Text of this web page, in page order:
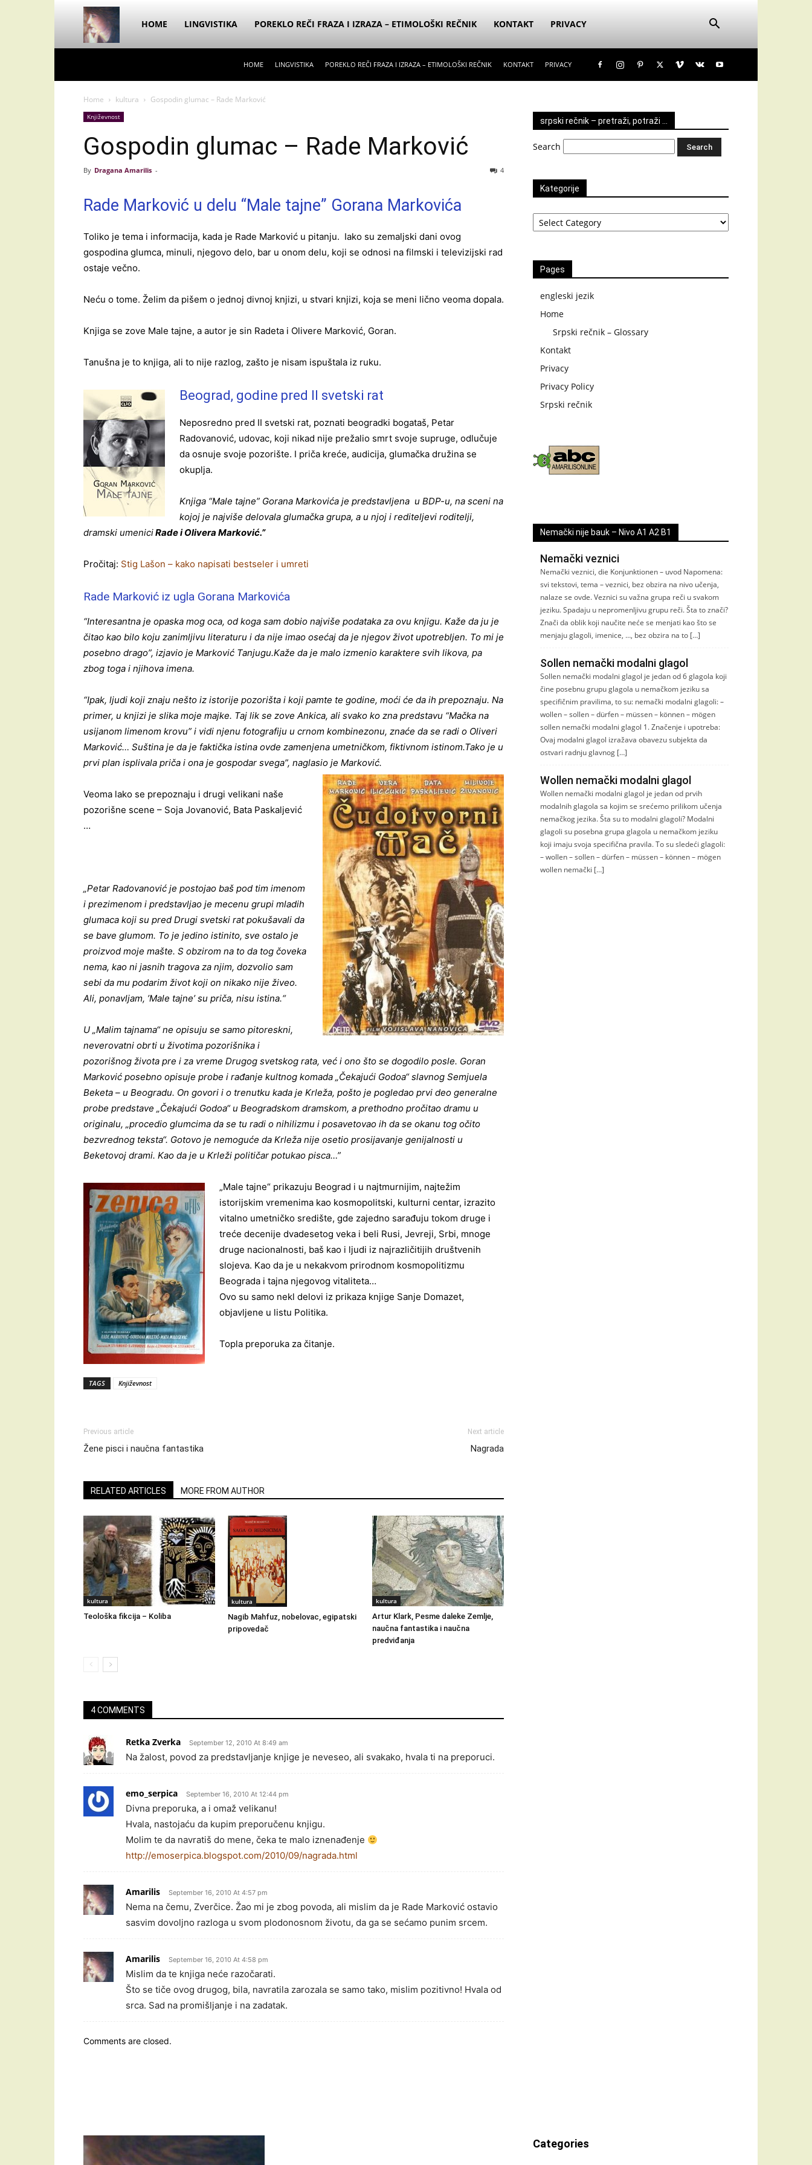
Dragana
HOME LINGVISTIKA POREKLO REČI FRAZA I IZRAZA – ETIMOLOŠKI REČNIK KONTAKT PRIVACY
HOME LINGVISTIKA POREKLO REČI FRAZA I IZRAZA – ETIMOLOŠKI REČNIK KONTAKT PRIVACY
Home kultura Gospodin glumac – Rade Marković
Književnost
Gospodin glumac – Rade Marković
By Dragana Amarilis - 4
Rade Marković u delu “Male tajne” Gorana Markovića
Toliko je tema i informacija, kada je Rade Marković u pitanju. Iako su zemaljski dani ovog
gospodina glumca, minuli, njegovo delo, bar u onom delu, koji se odnosi na filmski i televizijski rad
ostaje večno.
Neću o tome. Želim da pišem o jednoj divnoj knjizi, u stvari knjizi, koja se meni lično veoma dopala.
Knjiga se zove Male tajne, a autor je sin Radeta i Olivere Marković, Goran.
Tanušna je to knjiga, ali to nije razlog, zašto je nisam ispuštala iz ruku.
Beograd, godine pred II svetski rat
Neposredno pred II svetski rat, poznati beogradki bogataš, Petar
Radovanović, udovac, koji nikad nije prežalio smrt svoje supruge, odlučuje
da osnuje svoje pozorište. I priča kreće, audicija, glumačka družina se
okuplja.
Knjiga “Male tajne” Gorana Markovića je predstavljena u BDP-u, na sceni na
kojoj je najviše delovala glumačka grupa, a u njoj i rediteljevi roditelji,
dramski umeniciRade i Olivera Marković.”
Pročitaj: Stig Lašon – kako napisati bestseler i umreti
Rade Marković iz ugla Gorana Markovića
“Interesantna je opaska mog oca, od koga sam dobio najviše podataka za ovu knjigu. Kaže da ju je
čitao kao bilo koju zanimljivu literaturu i da nije imao osećaj da je njegov život upotrebljen. To mi je
posebno drago”, izjavio je Marković Tanjugu.Kaže da je malo izmenio karaktere svih likova, pa
zbog toga i njihova imena.
“Ipak, ljudi koji znaju nešto iz istorije pozorišta i koji pamte te godine, moći će da ih prepoznaju. Na
primer, u knjizi je slika moje majke. Taj lik se zove Ankica, ali svako ko zna predstavu “Mačka na
usijanom limenom krovu” i vidi njenu fotografiju u crnom kombinezonu, znaće da se radi o Oliveri
Marković… Suština je da je faktička istina ovde zamenjena umetničkom, fiktivnom istinom.Tako je u
prvi plan isplivala priča i ona je gospodar svega”, naglasio je Marković.
Veoma lako se prepoznaju i drugi velikani naše
pozorišne scene – Soja Jovanović, Bata Paskaljević
…
„Petar Radovanović je postojao baš pod tim imenom
i prezimenom i predstavljao je mecenu grupi mladih
glumaca koji su pred Drugi svetski rat pokušavali da
se bave glumom. To je jedino istinito, sve ostalo je
proizvod moje mašte. S obzirom na to da tog čoveka
nema, kao ni jasnih tragova za njim, dozvolio sam
sebi da mu podarim život koji on nikako nije živeo.
Ali, ponavljam, ’Male tajne’ su priča, nisu istina.“
U „Malim tajnama“ ne opisuju se samo pitoreskni,
neverovatni obrti u životima pozorišnika i
pozorišnog života pre i za vreme Drugog svetskog rata, već i ono što se dogodilo posle. Goran
Marković posebno opisuje probe i rađanje kultnog komada „Čekajući Godoa“ slavnog Semjuela
Beketa – u Beogradu. On govori i o trenutku kada je Krleža, pošto je pogledao prvi deo generalne
probe predstave „Čekajući Godoa“ u Beogradskom dramskom, a prethodno pročitao dramu u
originalu, „procedio glumcima da se tu radi o nihilizmu i posavetovao ih da se okanu tog očito
bezvrednog teksta“. Gotovo je nemoguće da Krleža nije osetio prosijavanje genijalnosti u
Beketovoj drami. Kao da je u Krleži političar potukao pisca…”
„Male tajne“ prikazuju Beograd i u najtmurnijim, najtežim
istorijskim vremenima kao kosmopolitski, kulturni centar, izrazito
vitalno umetničko središte, gde zajedno sarađuju tokom druge i
treće decenije dvadesetog veka i beli Rusi, Jevreji, Srbi, mnoge
druge nacionalnosti, baš kao i ljudi iz najrazličitijih društvenih
slojeva. Kao da je u nekakvom prirodnom kosmopolitizmu
Beograda i tajna njegovog vitaliteta…
Ovo su samo nekl delovi iz prikaza knjige Sanje Domazet,
objavljene u listu Politika.
Topla preporuka za čitanje.
TAGS Književnost
Previous article
Žene pisci i naučna fantastika
Next article
Nagrada
RELATED ARTICLES MORE FROM AUTHOR
kultura
Teološka fikcija – Koliba
kultura
Nagib Mahfuz, nobelovac, egipatski
pripovedač
kultura
Artur Klark, Pesme daleke Zemlje,
naučna fantastika i naučna
predviđanja
4 COMMENTS
Retka Zverka September 12, 2010 At 8:49 am
Na žalost, povod za predstavljanje knjige je neveseo, ali svakako, hvala ti na preporuci.
emo_serpica September 16, 2010 At 12:44 pm
Divna preporuka, a i omaž velikanu!
Hvala, nastojaću da kupim preporučenu knjigu.
Molim te da navratiš do mene, čeka te malo iznenađenje
http://emoserpica.blogspot.com/2010/09/nagrada.html
Amarilis September 16, 2010 At 4:57 pm
Nema na čemu, Zverčice. Žao mi je zbog povoda, ali mislim da je Rade Marković ostavio
sasvim dovoljno razloga u svom plodonosnom životu, da ga se sećamo punim srcem.
Amarilis September 16, 2010 At 4:58 pm
Mislim da te knjiga neće razočarati.
Što se tiče ovog drugog, bila, navratila zarozala se samo tako, mislim pozitivno! Hvala od
srca. Sad na promišljanje i na zadatak.
Comments are closed.
srpski rečnik – pretraži, potraži …
Search
Kategorije
Kategorije
Pages
engleski jezik
Home
Srpski rečnik – Glossary
Kontakt
Privacy
Privacy Policy
Srpski rečnik
Nemački nije bauk – Nivo A1 A2 B1
Nemački veznici
Nemački veznici, die Konjunktionen – uvod Napomena:
svi tekstovi, tema – veznici, bez obzira na nivo učenja,
nalaze se ovde. Veznici su važna grupa reči u svakom
jeziku. Spadaju u nepromenljivu grupu reči. Šta to znači?
Znači da oblik koji naučite neće se menjati kao što se
menjaju glagoli, imenice, …, bez obzira na to […]
Sollen nemački modalni glagol
Sollen nemački modalni glagol je jedan od 6 glagola koji
čine posebnu grupu glagola u nemačkom jeziku sa
specifičnim pravilima, to su: nemački modalni glagoli: –
wollen – sollen – dürfen – müssen – können – mögen
sollen nemački modalni glagol 1. Značenje i upotreba:
Ovaj modalni glagol izražava obavezu subjekta da
ostvari radnju glavnog […]
Wollen nemački modalni glagol
Wollen nemački modalni glagol je jedan od prvih
modalnih glagola sa kojim se srećemo prilikom učenja
nemačkog jezika. Šta su to modalni glagoli? Modalni
glagoli su posebna grupa glagola u nemačkom jeziku
koji imaju svoja specifična pravila. To su sledeći glagoli:
– wollen – sollen – dürfen – müssen – können – mögen
wollen nemački […]
Categories